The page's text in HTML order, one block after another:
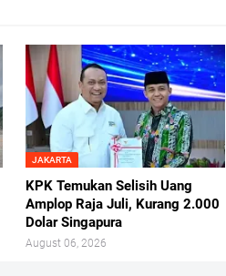
JAKARTA
KPK Temukan Selisih Uang
Amplop Raja Juli, Kurang 2.000
Dolar Singapura
August 06, 2026